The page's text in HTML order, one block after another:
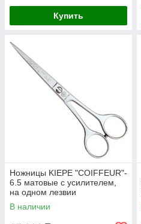
Купить
Ножницы KIEPE "COIFFEUR"-
6.5 матовые с усилителем,
на одном лезвии
микронасечка, классическая
форма
В наличии